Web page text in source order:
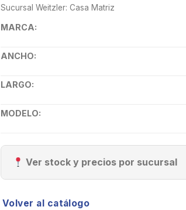
Sucursal Weitzler: Casa Matriz
MARCA:
ANCHO:
LARGO:
MODELO:
Ver stock y precios por sucursal
Volver al catálogo